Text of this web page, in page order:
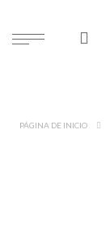
PÁGINA DE INICIO